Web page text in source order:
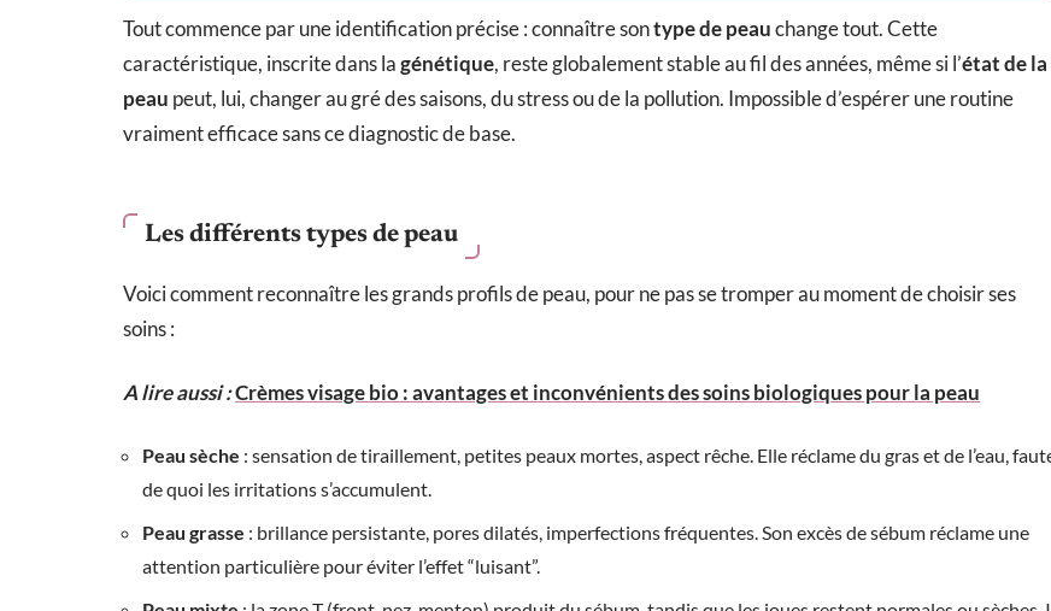
Tout commence par une identification précise : connaître sontype de peauchange tout. Cette
caractéristique, inscrite dans lagénétique, reste globalement stable au fil des années, même si l’état de la
peau peut, lui, changer au gré des saisons, du stress ou de la pollution. Impossible d’espérer une routine
vraiment efficace sans ce diagnostic de base.
Les différents types de peau
Voici comment reconnaître les grands profils de peau, pour ne pas se tromper au moment de choisir ses
soins :
A lire aussi :Crèmes visage bio : avantages et inconvénients des soins biologiques pour la peau
Peau sèche : sensation de tiraillement, petites peaux mortes, aspect rêche. Elle réclame du gras et de l’eau,
de quoi les irritations s’accumulent.
Peau grasse : brillance persistante, pores dilatés, imperfections fréquentes. Son excès de sébum réclame une
attention particulière pour éviter l’effet “luisant”.